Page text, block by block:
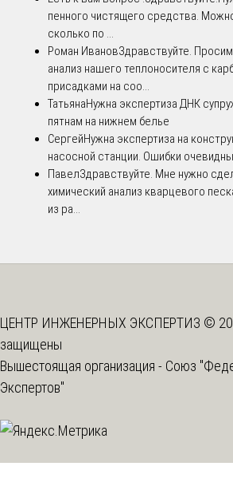
пенного чистящего средства.
сколько по ...
Роман ИвановЗдравствуйте.
анализ нашего теплоносителя с
присадками на соо...
ТатьянаНужна экспертиза ДНК
пятнам на нижнем белье
СергейНужна экспертиза на
насосной станции. Ошибки
ПавелЗдравствуйте. Мне нужно
химический анализ кварцевого
из ра...
ЦЕНТР ИНЖЕНЕРНЫХ ЭКСПЕРТИЗ ©
защищены
Вышестоящая организация - Союз
Экспертов"